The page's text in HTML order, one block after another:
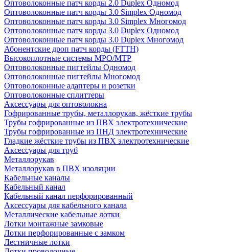
Оптоволоконные патч корды 2.0 Duplex Одномод
Оптоволоконные патч корды 3.0 Simplex Одномод
Оптоволоконные патч корды 3.0 Simplex Многомод
Оптоволоконные патч корды 3.0 Duplex Одномод
Оптоволоконные патч корды 3.0 Duplex Многомод
Абонентские дроп патч корды (FTTH)
Высокоплотные системы MPO/MTP
Оптоволоконные пигтейлы Одномод
Оптоволоконные пигтейлы Многомод
Оптоволоконные адаптеры и розетки
Оптоволоконные сплиттеры
Аксессуары для оптоволокна
Гофрированные трубы, металлорукав, жёсткие трубы
Трубы гофрированные из ПВХ электротехнические
Трубы гофрированные из ПНД электротехнические
Гладкие жёсткие трубы из ПВХ электротехнические
Аксессуары для труб
Металлорукав
Металлорукав в ПВХ изоляции
Кабельные каналы
Кабельный канал
Кабельный канал перфорированный
Аксессуары для кабельного канала
Металлические кабельные лотки
Лотки монтажные замковые
Лотки перфорированные с замком
Лестничные лотки